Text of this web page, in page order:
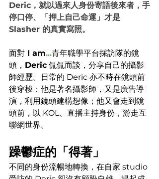
Deric，就以過來人身份寄語後來者，手
停口停、「押上自己命運」才是
Slasher 的真實寫照。
面對 I am...青年職學平台採訪隊的鏡
頭， Deric 侃侃而談，分享自己的攝影
師經歷。日常的 Deric 亦不時在鏡頭前
後穿梭：他是著名攝影師，又是廣告導
演，利用鏡頭建構想像；他又會走到鏡
頭前，以 KOL、直播主持身份，游走互
聯網世界。
躁鬱症的「得著」
不同的身份流暢地轉換，在自家 studio